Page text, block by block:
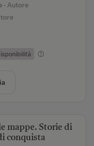
- Autore
mappe. Storie di
conquista